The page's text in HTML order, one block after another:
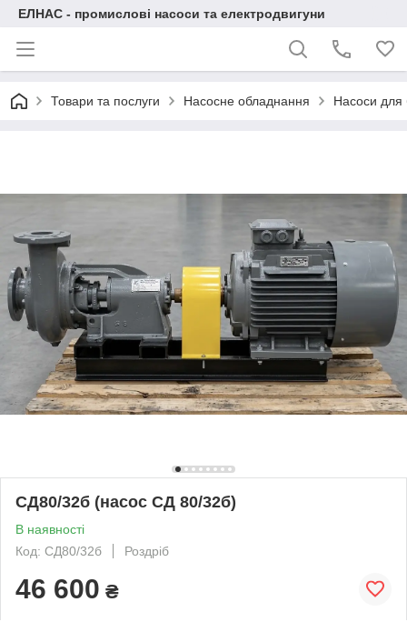
ЕЛНАС - промислові насоси та електродвигуни
Товари та послуги Насосне обладнання Насоси для
СД80/32б (насос СД 80/32б)
В наявності
Код: СД80/32б
Роздріб
46 600 ₴